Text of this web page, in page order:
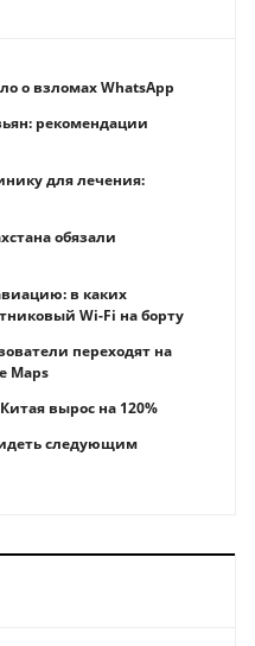
о взломах WhatsApp
рекомендации
для лечения:
обязали
в каких
Wi-Fi на борту
переходят на
Maps
вырос на 120%
следующим